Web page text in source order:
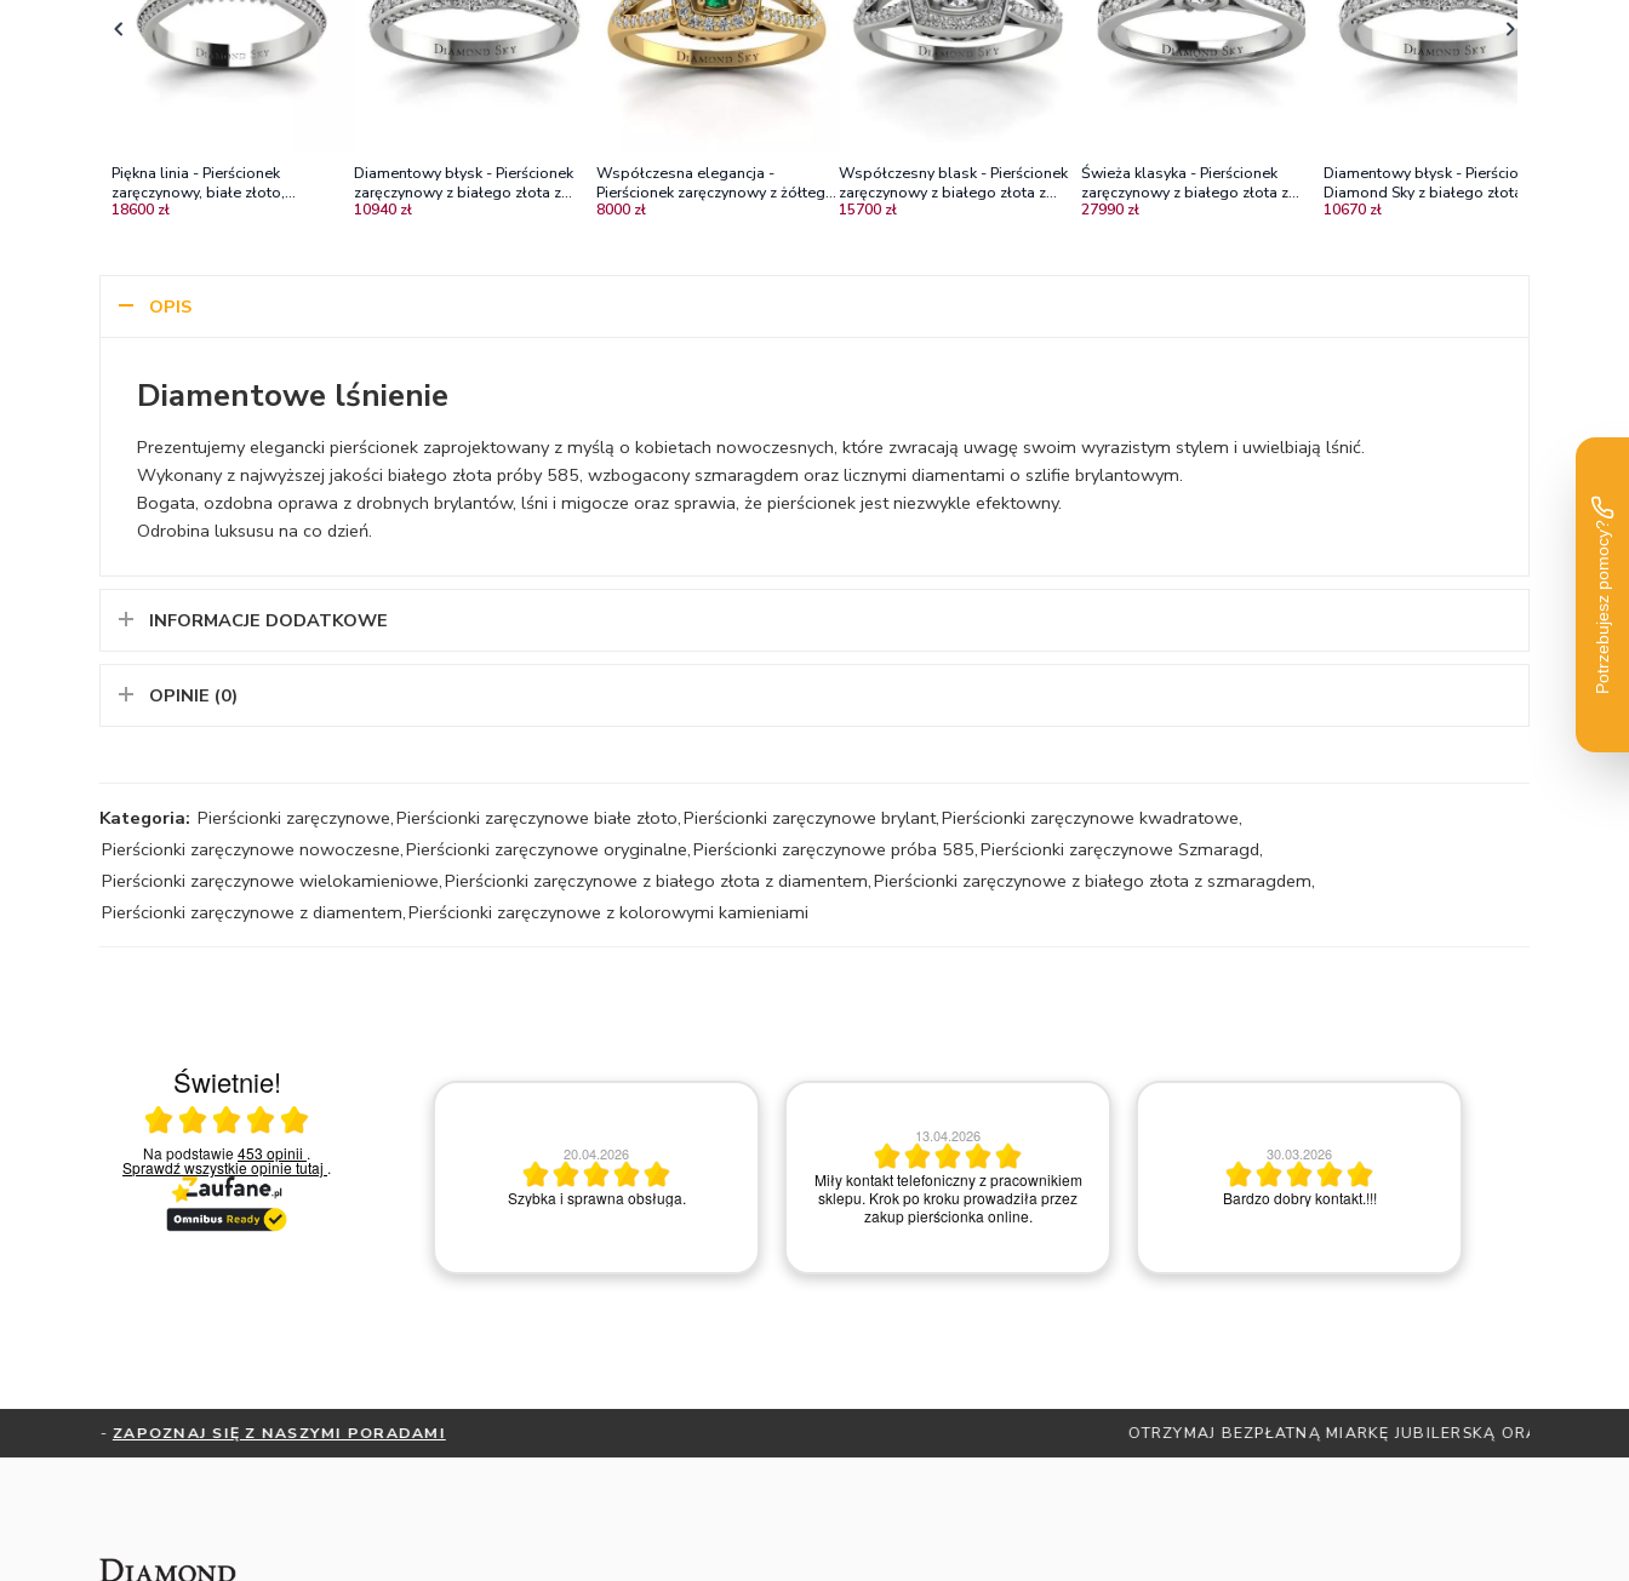
Piękna linia - Pierścionek
zaręczynowy, białe złoto,
szmaragd, diamenty
18600 zł
Diamentowy błysk - Pierścionek
zaręczynowy z białego złota z
diamentami VS1/E
10940 zł
Współczesna elegancja -
Pierścionek zaręczynowy z żółtego
złota z diamentami i szmaragdem
8000 zł
Współczesny blask - Pierścionek
zaręczynowy z białego złota z
brylantami SI1/H
15700 zł
Świeża klasyka - Pierścionek
zaręczynowy z białego złota z
brylantami Vs2/G
27990 zł
Diamentowy błysk - Pierścionek
Diamond Sky z białego złota z
diamentami
10670 zł
OPIS
Diamentowe lśnienie
Prezentujemy elegancki pierścionek zaprojektowany z myślą o kobietach nowoczesnych, które zwracają uwagę swoim wyrazistym stylem i uwielbiają lśnić.
Wykonany z najwyższej jakości białego złota próby 585, wzbogacony szmaragdem oraz licznymi diamentami o szlifie brylantowym.
Bogata, ozdobna oprawa z drobnych brylantów, lśni i migocze oraz sprawia, że pierścionek jest niezwykle efektowny.
Odrobina luksusu na co dzień.
INFORMACJE DODATKOWE
OPINIE (0)
Kategoria: Pierścionki zaręczynowe,Pierścionki zaręczynowe białe złoto,Pierścionki zaręczynowe brylant,Pierścionki zaręczynowe kwadratowe,
Pierścionki zaręczynowe nowoczesne,Pierścionki zaręczynowe oryginalne,Pierścionki zaręczynowe próba 585,Pierścionki zaręczynowe Szmaragd,
Pierścionki zaręczynowe wielokamieniowe,Pierścionki zaręczynowe z białego złota z diamentem,Pierścionki zaręczynowe z białego złota z szmaragdem,
Pierścionki zaręczynowe z diamentem,Pierścionki zaręczynowe z kolorowymi kamieniami
Świetnie!
Ocena średnia 5 na 5
Na podstawie453 opinii .
Sprawdź wszystkie opinietutaj .
30.04.2026
Fantastyczny salon - polecam
Dariusz U.
20.04.2026
Szybka i sprawna obsługa.
13.04.2026
Miły kontakt telefoniczny z pracownikiem
sklepu. Krok po kroku prowadziła przez
zakup pierścionka online.
30.03.2026
Bardzo dobry kontakt.!!!
OTRZYMAJ BEZPŁATNĄ MIARKĘ JUBILERSKĄ ORAZ DO 30% ZNIŻKI ZAPISZ SIĘ DO NEWSLETTERA